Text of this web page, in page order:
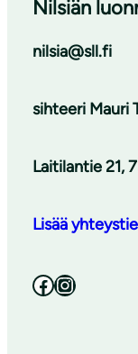
Nilsiän
nilsia@sll.fi
sihteeri Mauri
Laitilantie 21,
Lisää
Facebook Instagram